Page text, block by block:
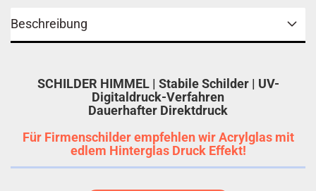
Beschreibung
SCHILDER HIMMEL | Stabile Schilder | UV-
Digitaldruck-Verfahren
Dauerhafter Direktdruck
Für Firmenschilder empfehlen wir Acrylglas mit
edlem Hinterglas Druck Effekt!